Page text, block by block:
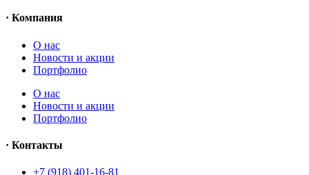
· Компания
O нас
Новости и акции
Портфолио
O нас
Новости и акции
Портфолио
· Контакты
+7 (918) 401-16-81